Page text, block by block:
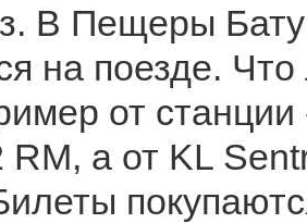
В Пещеры Бату
на поезде.
от
RM, а от KL